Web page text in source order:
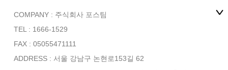
COMPANY : 주식회사 포스팀
TEL : 1666-1529
FAX : 05055471111
ADDRESS : 서울 강남구 논현로153길 62